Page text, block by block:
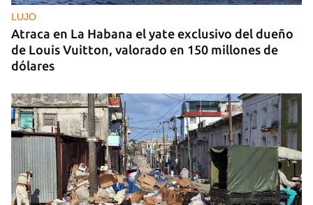
LUJO
Atraca en La Habana el yate exclusivo del dueño
de Louis Vuitton, valorado en 150 millones de
dólares